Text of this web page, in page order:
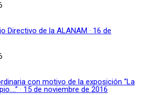
Directivo de la ALANAM · 16 de
con motivo de la exposición “La
· 15 de noviembre de 2016